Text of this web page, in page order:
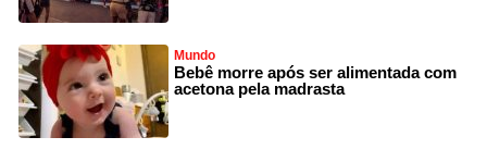
Mundo
Bebê morre após ser alimentada com
acetona pela madrasta